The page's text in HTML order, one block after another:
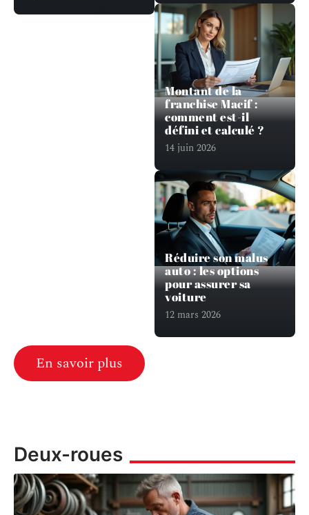
Montant de la
franchise Macif :
comment est-il
défini et calculé ?
14 juin 2026
Réduire son malus
auto : les options
pour assurer sa
voiture
12 mars 2026
En savoir plus
Deux-roues